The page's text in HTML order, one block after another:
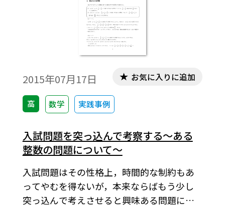
2015年07月17日
高 数学 実践事例
お気に入りに追加
入試問題を突っ込んで考察する～ある
整数の問題について～
入試問題はその性格上，時間的な制約もあ
ってやむを得ないが，本来ならばもう少し
突っ込んで考えさせると興味ある問題にな